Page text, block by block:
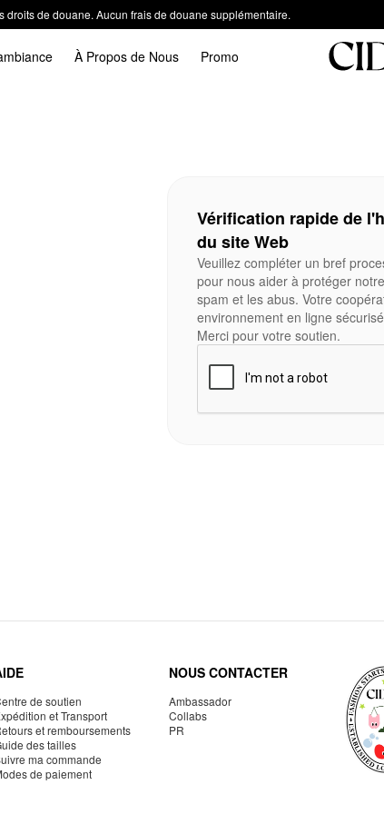
droits de douane. Aucun frais de douane supplémentaire.
À Propos de Nous Promo
Vérification rapide de
du site Web
Veuillez compléter un bref
pour nous aider à protéger
spam et les abus. Votre
environnement en ligne
Merci pour votre soutien.
de soutien
et Transport
et remboursements
des tailles
ma commande
de paiement
NOUS CONTACTER
Ambassador
Collabs
PR